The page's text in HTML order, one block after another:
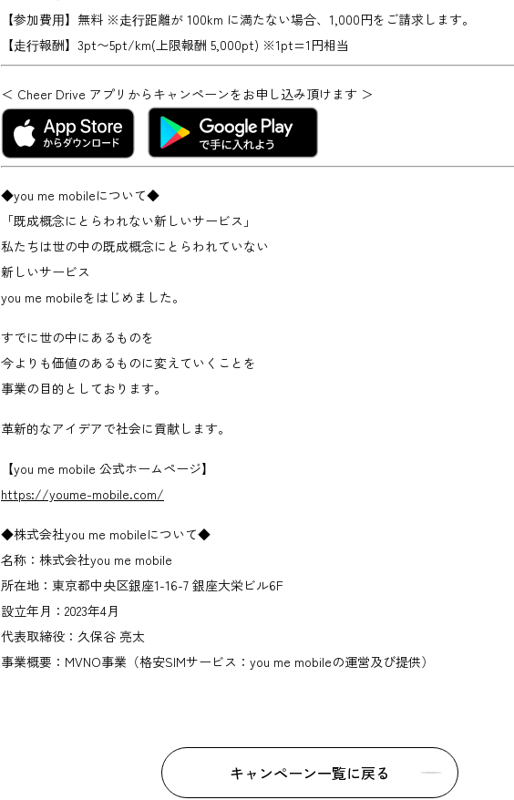
【参加費⽤】 無料 ※⾛⾏距離が 100km に満たない場合、1,000円をご請求します。
【⾛⾏報酬】 3pt〜5pt/km(上限報酬 5,000pt) ※1pt=1円相当
＜ Cheer Drive アプリからキャンペーンをお申し込み頂けます ＞
◆you me mobileについて◆
「既成概念にとらわれない新しいサービス」
私たちは世の中の既成概念にとらわれていない
新しいサービス
you me mobileをはじめました。
すでに世の中にあるものを
今よりも価値のあるものに変えていくことを
事業の目的としております。
革新的なアイデアで社会に貢献します。
【you me mobile 公式ホームページ】
https://youme-mobile.com/
◆株式会社you me mobileについて◆
名称：株式会社you me mobile
所在地：東京都中央区銀座1-16-7 銀座大栄ビル6F
設立年月：2023年4月
代表取締役：久保谷 亮太
事業概要：MVNO事業（格安SIMサービス：you me mobileの運営及び提供）
キャンペーン一覧に戻る